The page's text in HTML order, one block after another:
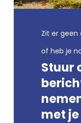
Zit er geen
of heb je
Stuur
met